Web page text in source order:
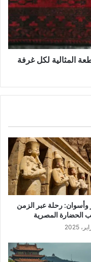
المثالية لكل غرفة
وأسوان: رحلة عبر الزمن
الحضارة المصرية